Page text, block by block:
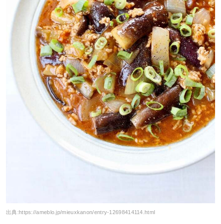
出典: https://ameblo.jp/mieuxkanon/entry-12698414114.html